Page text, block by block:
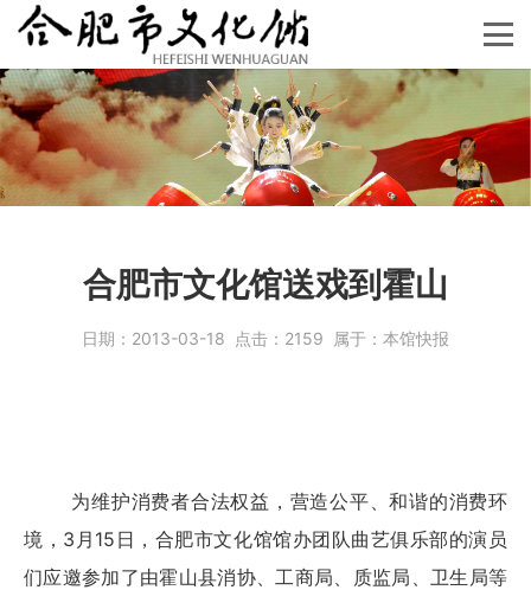
合肥市文化馆送戏到霍山
日期： 2013-03-18 点击： 2159 属于： 本馆快报
为维护消费者合法权益，营造公平、和谐的消费环
境，3月15日，合肥市文化馆馆办团队曲艺俱乐部的演员
们应邀参加了由霍山县消协、工商局、质监局、卫生局等